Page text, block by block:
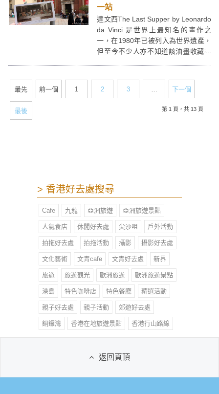
一站
達文西The Last Supper by Leonardo
da Vinci 是世界上最知名的畫作之
一，在1980年已被列入為世界遺產，
但至今不少人亦不知道該油畫收藏在
最先 前一個 1 2 3 … 下一個
最後 第 1 頁，共 13 頁
> 香港好去處搜尋
Cafe 九龍 亞洲旅遊 亞洲旅遊景點
人氣食店 休閒好去處 尖沙咀 戶外活動
拍拖好去處 拍拖活動 攝影 攝影好去處
文化藝術 文青cafe 文青好去處 新界
旅遊 旅遊觀光 歐洲旅遊 歐洲旅遊景點
港島 特色咖啡店 特色餐廳 精選活動
親子好去處 親子活動 郊遊好去處
銅鑼灣 香港在地旅遊景點 香港行山路線
返回頁頂